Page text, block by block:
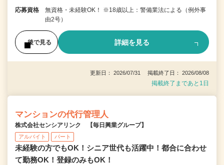
応募資格
無資格・未経験OK！ ※18歳以上：警備業法による（例外事
由2号）
後で見る 詳細を見る
更新日： 2026/07/31 掲載終了日： 2026/08/08
掲載終了まであと1日
マンションの代行管理人
株式会社センシアリンク 【毎日興業グループ】
アルバイト パート
未経験の方でもOK！シニア世代も活躍中！都合に合わせ
て勤務OK！登録のみもOK！